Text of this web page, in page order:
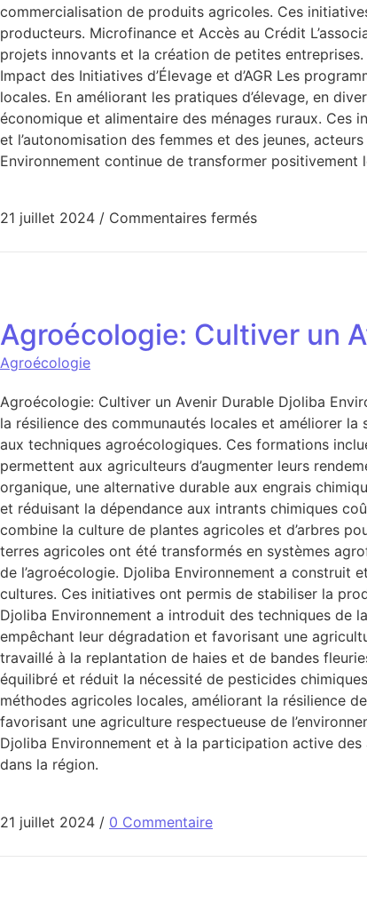
commercialisation de produits agricoles. Ces
producteurs. Microfinance et Accès au Crédit
projets innovants et la création de petites
Impact des Initiatives d’Élevage et d’AGR Les
locales. En améliorant les pratiques d’élevage, en
économique et alimentaire des ménages ruraux. Ces
et l’autonomisation des femmes et des jeunes,
Environnement continue de transformer positivement
21 juillet 2024 / Commentaires fermés
Agroécologie: Cultiver un
Agroécologie
Agroécologie: Cultiver un Avenir Durable Djoliba
la résilience des communautés locales et améliorer
aux techniques agroécologiques. Ces formations
permettent aux agriculteurs d’augmenter leurs
organique, une alternative durable aux engrais
et réduisant la dépendance aux intrants chimiques
combine la culture de plantes agricoles et d’arbres
terres agricoles ont été transformés en systèmes
de l’agroécologie. Djoliba Environnement a construit
cultures. Ces initiatives ont permis de stabiliser la
Djoliba Environnement a introduit des techniques de
empêchant leur dégradation et favorisant une
travaillé à la replantation de haies et de bandes
équilibré et réduit la nécessité de pesticides
méthodes agricoles locales, améliorant la résilience
favorisant une agriculture respectueuse de
Djoliba Environnement et à la participation active
dans la région.
21 juillet 2024 / 0 Commentaire